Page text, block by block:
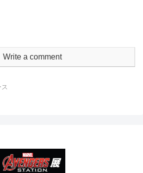
Write a comment